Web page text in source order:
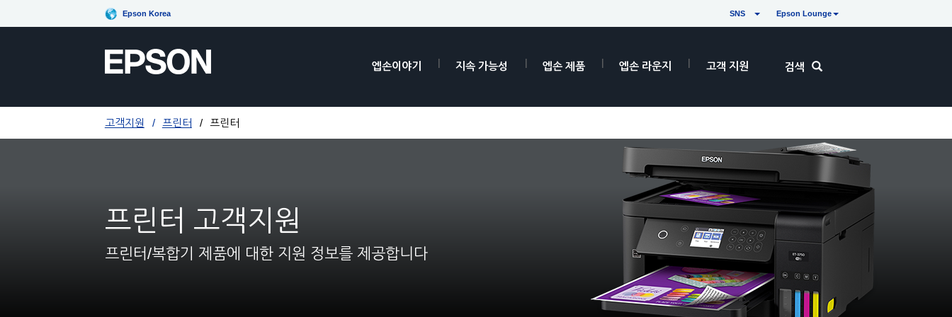
Epson Korea SNS Epson Lounge
엡손이야기 지속 가능성 엡손 제품 엡손 라운지 고객 지원 검색
고객지원 프린터 프린터
프린터 고객지원
프린터/복합기 제품에 대한 지원 정보를 제공합니다